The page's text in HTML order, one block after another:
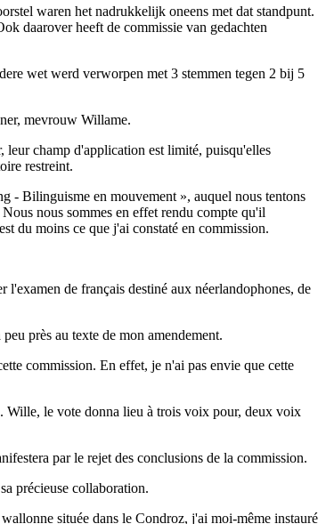
waren het nadrukkelijk oneens met dat standpunt.
daarover heeft de commissie van gedachten
wet werd verworpen met 3 stemmen tegen 2 bij 5
mevrouw Willame.
leur champ d'application est limité, puisqu'elles
restreint.
- Bilinguisme en mouvement », auquel nous tentons
nous sommes en effet rendu compte qu'il
du moins ce que j'ai constaté en commission.
de français destiné aux néerlandophones, de
près au texte de mon amendement.
commission. En effet, je n'ai pas envie que cette
Wille, le vote donna lieu à trois voix pour, deux voix
par le rejet des conclusions de la commission.
précieuse collaboration.
située dans le Condroz, j'ai moi-même instauré